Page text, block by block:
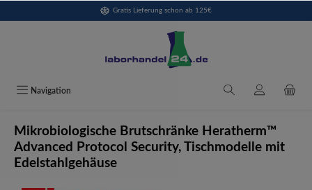
Gratis Lieferung schon ab 125€
Navigation
Mikrobiologische Brutschränke Heratherm™
Advanced Protocol Security, Tischmodelle mit
Edelstahlgehäuse